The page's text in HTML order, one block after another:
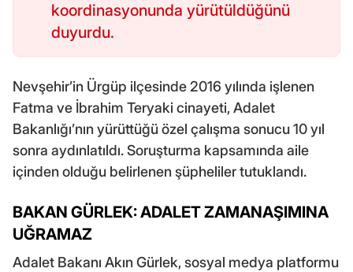
koordinasyonunda yürütüldüğünü
duyurdu.
Nevşehir’in Ürgüp ilçesinde 2016 yılında işlenen
Fatma ve İbrahim Teryaki cinayeti, Adalet
Bakanlığı’nın yürüttüğü özel çalışma sonucu 10 yıl
sonra aydınlatıldı. Soruşturma kapsamında aile
içinden olduğu belirlenen şüpheliler tutuklandı.
BAKAN GÜRLEK: ADALET ZAMANAŞIMINA
UĞRAMAZ
Adalet Bakanı Akın Gürlek, sosyal medya platformu